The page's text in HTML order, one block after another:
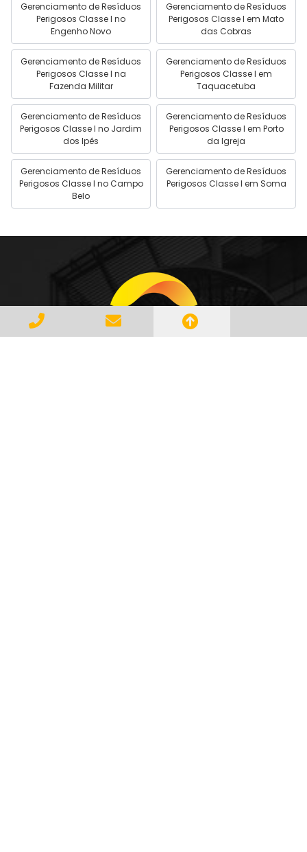
Gerenciamento de Resíduos
Perigosos Classe I no
Engenho Novo
Gerenciamento de Resíduos
Perigosos Classe I em Mato
das Cobras
Gerenciamento de Resíduos
Perigosos Classe I na
Fazenda Militar
Gerenciamento de Resíduos
Perigosos Classe I em
Taquacetuba
Gerenciamento de Resíduos
Perigosos Classe I no Jardim
dos Ipês
Gerenciamento de Resíduos
Perigosos Classe I em Porto
da Igreja
Gerenciamento de Resíduos
Perigosos Classe I no Campo
Belo
Gerenciamento de Resíduos
Perigosos Classe I em Soma